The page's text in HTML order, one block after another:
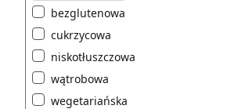
bezglutenowa
cukrzycowa
niskotłuszczowa
wątrobowa
wegetariańska